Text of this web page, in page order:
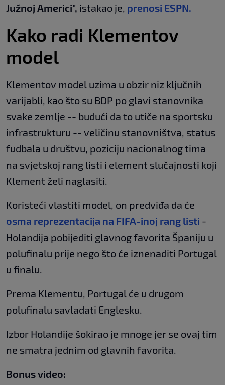
Južnoj Americi", istakao je, prenosi ESPN.
Kako radi Klementov
model
Klementov model uzima u obzir niz ključnih
varijabli, kao što su BDP po glavi stanovnika
svake zemlje -- budući da to utiče na sportsku
infrastrukturu -- veličinu stanovništva, status
fudbala u društvu, poziciju nacionalnog tima
na svjetskoj rang listi i element slučajnosti koji
Klement želi naglasiti.
Koristeći vlastiti model, on predviđa da će
osma reprezentacija na FIFA-inoj rang listi -
Holandija pobijediti glavnog favorita Španiju u
polufinalu prije nego što će iznenaditi Portugal
u finalu.
Prema Klementu, Portugal će u drugom
polufinalu savladati Englesku.
Izbor Holandije šokirao je mnoge jer se ovaj tim
ne smatra jednim od glavnih favorita.
Bonus video: